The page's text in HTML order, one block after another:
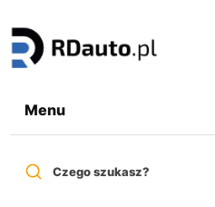
Menu
Czego szukasz?